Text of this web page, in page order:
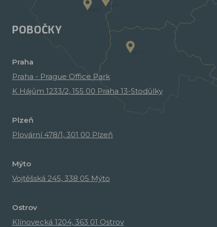
POBOČKY
Praha
Praha - Prague Office Park
K Hájům 1233/2, 155 00 Praha 13-Stodůlky
Plzeň
Plovární 478/1, 301 00 Plzeň
Mýto
Vojtěšská 245, 338 05 Mýto
Ostrov
Klínovecká 1204, 363 01 Ostrov